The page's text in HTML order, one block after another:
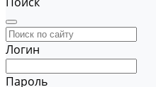
Логин
Пароль